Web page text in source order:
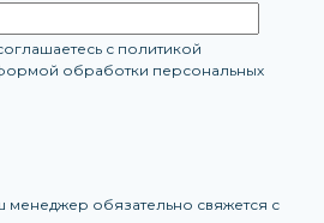
с политикой
обработки персональных
менеджер обязательно свяжется с